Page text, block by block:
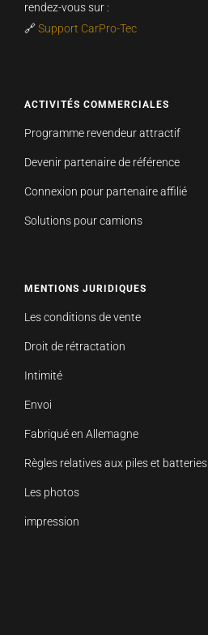
rendez-vous sur :
🔗Support CarPro-Tec
ACTIVITÉS COMMERCIALES
Programme revendeur attractif
Devenir partenaire de référence
Connexion pour partenaire affilié
Solutions pour camions
MENTIONS JURIDIQUES
Les conditions de vente
Droit de rétractation
Intimité
Envoi
Fabriqué en Allemagne
Règles relatives aux piles et batteries
Les photos
impression